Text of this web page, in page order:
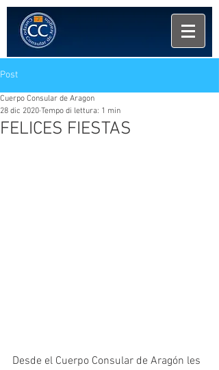
Post
FELICES FIESTAS
Cuerpo Consular de Aragon
28 dic 2020 Tempo di lettura: 1 min
Desde el Cuerpo Consular de Aragón les